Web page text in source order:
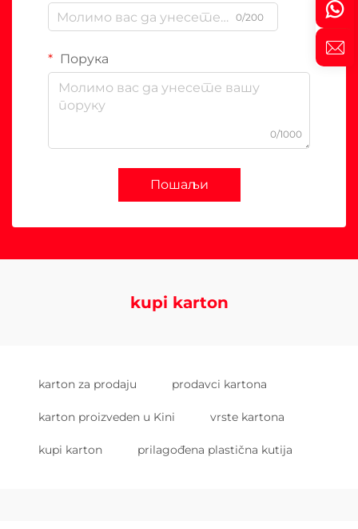
0/200
Порука
0/1000
Пошаљи
kupi karton
karton za prodaju prodavci kartona
karton proizveden u Kini vrste kartona
kupi karton prilagođena plastična kutija